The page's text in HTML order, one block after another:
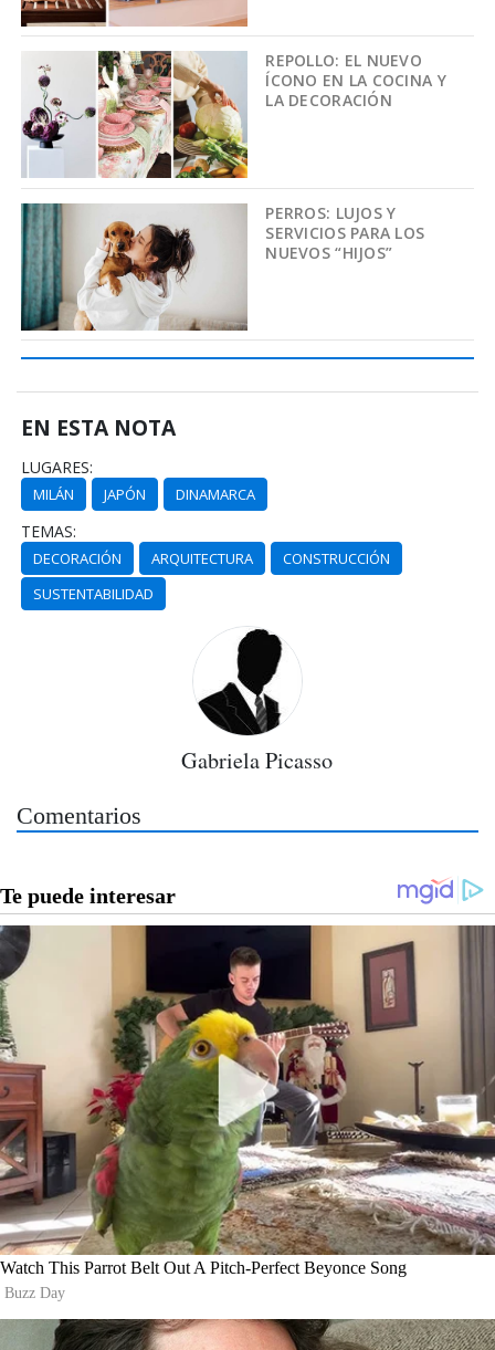
REPOLLO: EL NUEVO
ÍCONO EN LA COCINA Y
LA DECORACIÓN
PERROS: LUJOS Y
SERVICIOS PARA LOS
NUEVOS “HIJOS”
EN ESTA NOTA
LUGARES:
MILÁN JAPÓN DINAMARCA
TEMAS:
DECORACIÓN ARQUITECTURA
CONSTRUCCIÓN
SUSTENTABILIDAD
Gabriela Picasso
Comentarios